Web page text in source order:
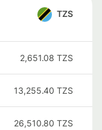
TZS
2,651.08 TZS
13,255.40 TZS
26,510.80 TZS